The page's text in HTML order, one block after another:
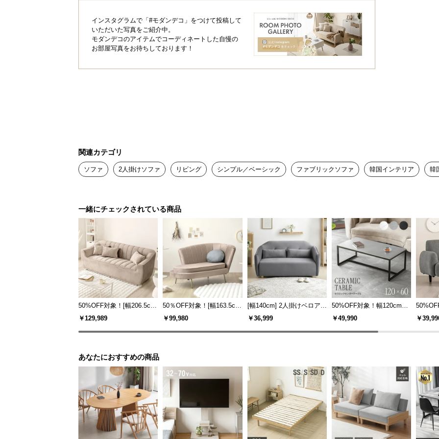
インスタグラムで「#モダンデコ」をつけて投稿して
いただいた写真をご紹介中。
モダンデコのアイテムでコーディネートした自慢の
お部屋写真をお待ちしております！
関連カテゴリ
ソファ 2人掛けソファ リビング シンプル／ベーシック ファブリックソファ 韓国インテリア 韓
一緒にチェックされている商品
50%OFF対象！[幅206.5cm]
3人掛けソファ
￥129,989
50％OFF対象！[幅163.5c
m] 2人掛けソファ
￥99,980
[幅140cm] 2人掛けベロアボ
ックスソファ
￥36,999
50%OFF対象！幅120cm
傷/熱/汚れに強い セラミッ
石/モルタル調 300℃耐熱
￥49,990
人掛け
￥
あなたにおすすめの商品